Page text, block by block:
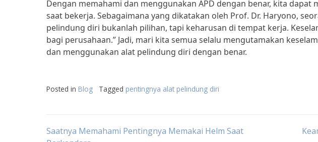
Dengan memahami dan menggunakan APD dengan benar, kita dapat
saat bekerja. Sebagaimana yang dikatakan oleh Prof. Dr. Haryono,
pelindung diri bukanlah pilihan, tapi keharusan di tempat kerja.
bagi perusahaan.” Jadi, mari kita semua selalu mengutamakan
dan menggunakan alat pelindung diri dengan benar.
Posted in Blog Tagged pentingnya alat pelindung diri
Post
Saatnya Memahami Pentingnya Memakai Helm Saat